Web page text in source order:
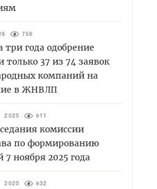
756
года одобрение
только 37 из 74 заявок
компаний на
в ЖНВЛП
2025 911
комиссии
по формированию
7 ноября 2025 года
2025 932